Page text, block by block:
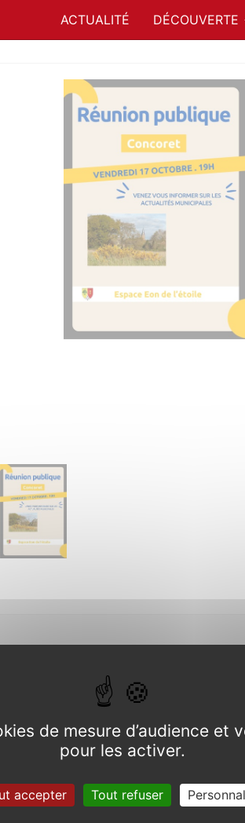
ACTUALITÉ DÉCOUVERTE
de mesure d’audience et
pour les activer.
accepter Tout refuser